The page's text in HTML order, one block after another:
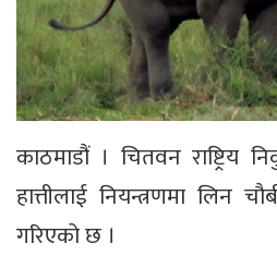
काठमाडौं । चितवन राष्ट्रिय
हात्तीलाई नियन्त्रणमा लिन
गरिएको छ ।